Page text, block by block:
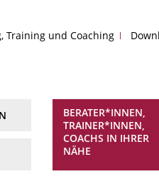
Training und Coaching
BERATER*INNEN,
TRAINER*INNEN,
COACHS IN IHRER
NÄHE